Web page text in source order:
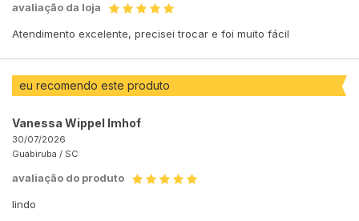
avaliação da loja
Atendimento excelente, precisei trocar e foi muito fácil
eu recomendo este produto
Vanessa Wippel Imhof
30/07/2026
Guabiruba / SC
avaliação do produto
lindo